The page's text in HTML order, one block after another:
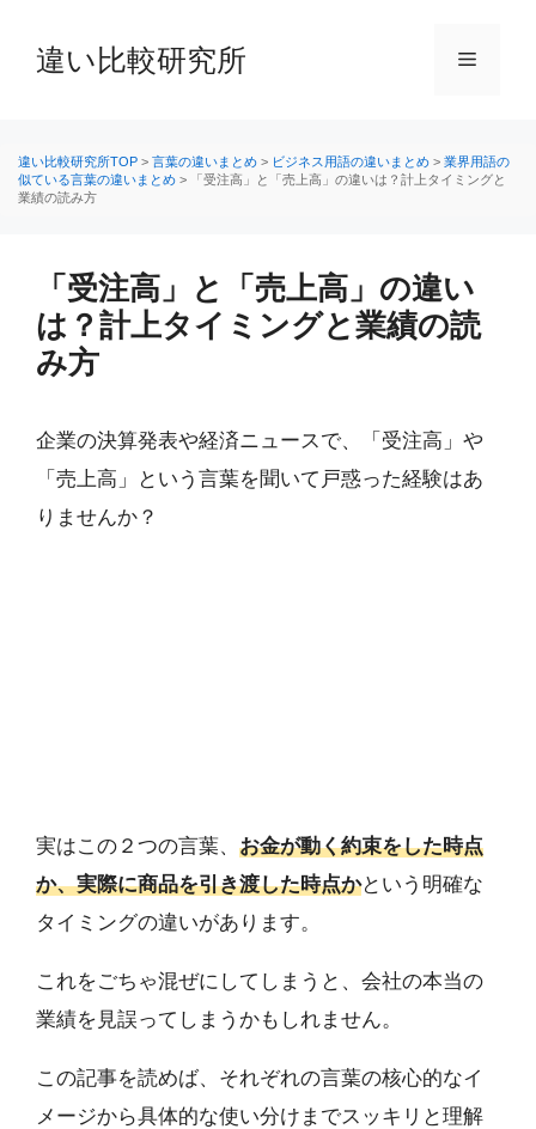
へ
ス
違い比較研究所 メ
違い比較研究所TOP > 言葉の違いまとめ > ビジネス用語の違いまとめ > 業界用語の
似ている言葉の違いまとめ >
「受注高」と「売上高」の違いは？計上タイミングと
業績の読み方
「受注高」と「売上高」の違い
は？計上タイミングと業績の読
み方
企業の決算発表や経済ニュースで、「受注高」や
「売上高」という言葉を聞いて戸惑った経験はあ
りませんか？
実はこの２つの言葉、 お金が動く約束をした時点
か、実際に商品を引き渡した時点かという明確な
タイミングの違いがあります。
これをごちゃ混ぜにしてしまうと、会社の本当の
業績を見誤ってしまうかもしれません。
この記事を読めば、それぞれの言葉の核心的なイ
メージから具体的な使い分けまでスッキリと理解